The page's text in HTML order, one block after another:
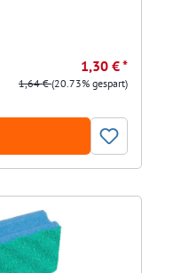
1,30 € *
1,64 €(20.73% gespart)